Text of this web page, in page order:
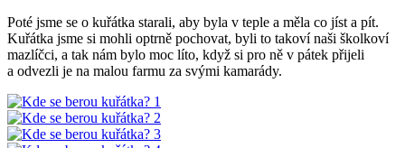
Poté jsme se o kuřátka starali, aby byla v teple a měla co jíst a pít.
Kuřátka jsme si mohli optrně pochovat, byli to takoví naši školkoví
mazlíčci, a tak nám bylo moc líto, když si pro ně v pátek přijeli
a odvezli je na malou farmu za svými kamarády.